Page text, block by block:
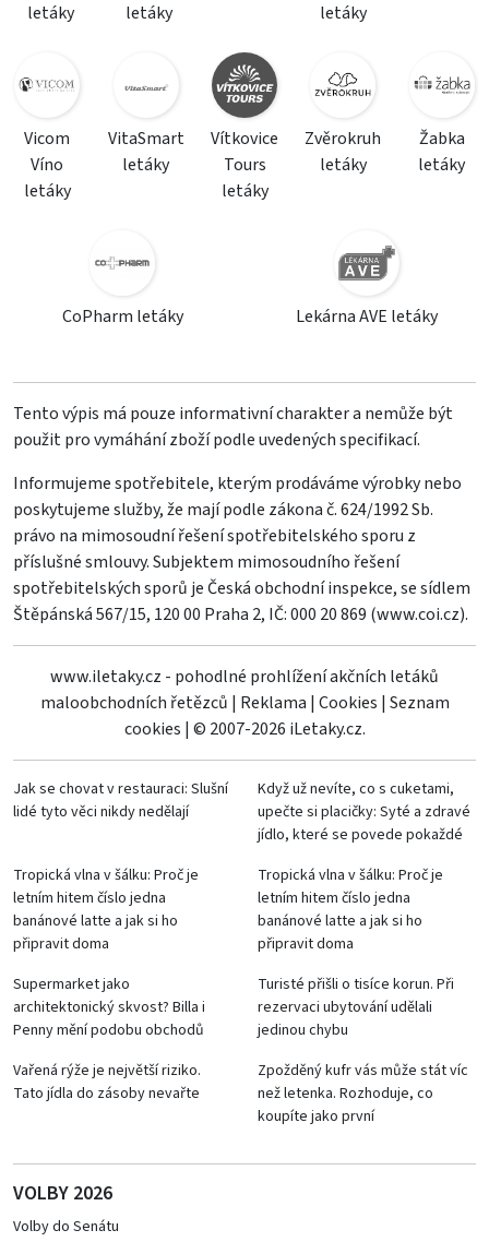
letáky
letáky
letáky
Vicom
Víno
letáky
VitaSmart
letáky
Vítkovice
Tours
letáky
Zvěrokruh
letáky
Žabka
letáky
CoPharm letáky Lekárna AVE letáky
Tento výpis má pouze informativní charakter a nemůže být
použit pro vymáhání zboží podle uvedených specifikací.
Informujeme spotřebitele, kterým prodáváme výrobky nebo
poskytujeme služby, že mají podle zákona č. 624/1992 Sb.
právo na mimosoudní řešení spotřebitelského sporu z
příslušné smlouvy. Subjektem mimosoudního řešení
spotřebitelských sporů je Česká obchodní inspekce, se sídlem
Štěpánská 567/15, 120 00 Praha 2, IČ: 000 20 869 (www.coi.cz).
www.iletaky.cz - pohodlné prohlížení akčních letáků
maloobchodních řetězců | Reklama | Cookies | Seznam
cookies | © 2007-2026 iLetaky.cz.
Jak se chovat v restauraci: Slušní
lidé tyto věci nikdy nedělají
Když už nevíte, co s cuketami,
upečte si placičky: Syté a zdravé
jídlo, které se povede pokaždé
Tropická vlna v šálku: Proč je
letním hitem číslo jedna
banánové latte a jak si ho
připravit doma
Tropická vlna v šálku: Proč je
letním hitem číslo jedna
banánové latte a jak si ho
připravit doma
Supermarket jako
architektonický skvost? Billa i
Penny mění podobu obchodů
Turisté přišli o tisíce korun. Při
rezervaci ubytování udělali
jedinou chybu
Vařená rýže je největší riziko.
Tato jídla do zásoby nevařte
Zpožděný kufr vás může stát víc
než letenka. Rozhoduje, co
koupíte jako první
VOLBY 2026
Volby do Senátu